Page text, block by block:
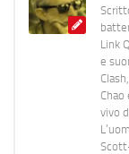
Link
e
vivo